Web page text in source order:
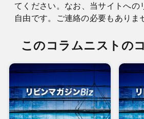
てください。なお、当サイトへの
自由です。ご連絡の必要もありま
このコラムニストの